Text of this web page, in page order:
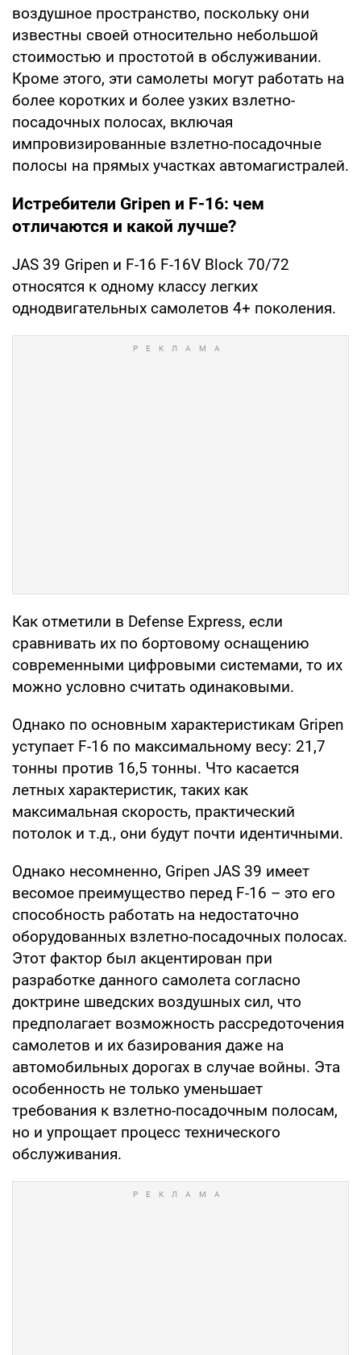
воздушное пространство, поскольку они
известны своей относительно небольшой
стоимостью и простотой в обслуживании.
Кроме этого, эти самолеты могут работать на
более коротких и более узких взлетно-
посадочных полосах, включая
импровизированные взлетно-посадочные
полосы на прямых участках автомагистралей.
Истребители Gripen и F-16: чем
отличаются и какой лучше?
JAS 39 Gripen и F-16 F-16V Block 70/72
относятся к одному классу легких
однодвигательных самолетов 4+ поколения.
Как отметили в Defense Express, если
сравнивать их по бортовому оснащению
современными цифровыми системами, то их
можно условно считать одинаковыми.
Однако по основным характеристикам Gripen
уступает F-16 по максимальному весу: 21,7
тонны против 16,5 тонны. Что касается
летных характеристик, таких как
максимальная скорость, практический
потолок и т.д., они будут почти идентичными.
Однако несомненно, Gripen JAS 39 имеет
весомое преимущество перед F-16 – это его
способность работать на недостаточно
оборудованных взлетно-посадочных полосах.
Этот фактор был акцентирован при
разработке данного самолета согласно
доктрине шведских воздушных сил, что
предполагает возможность рассредоточения
самолетов и их базирования даже на
автомобильных дорогах в случае войны. Эта
особенность не только уменьшает
требования к взлетно-посадочным полосам,
но и упрощает процесс технического
обслуживания.